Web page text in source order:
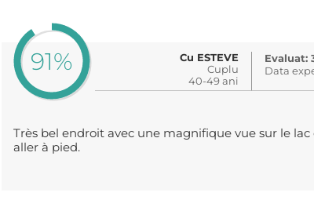
91%
Cu ESTEVE
Cuplu
40-49 ani
Evaluat:
Data
Très bel endroit avec une magnifique vue sur le lac
aller à pied.